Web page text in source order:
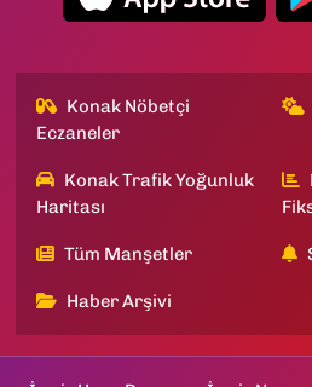
Konak Nöbetçi
Eczaneler
Konak Trafik Yoğunluk
Haritası
Tüm Manşetler
Haber Arşivi